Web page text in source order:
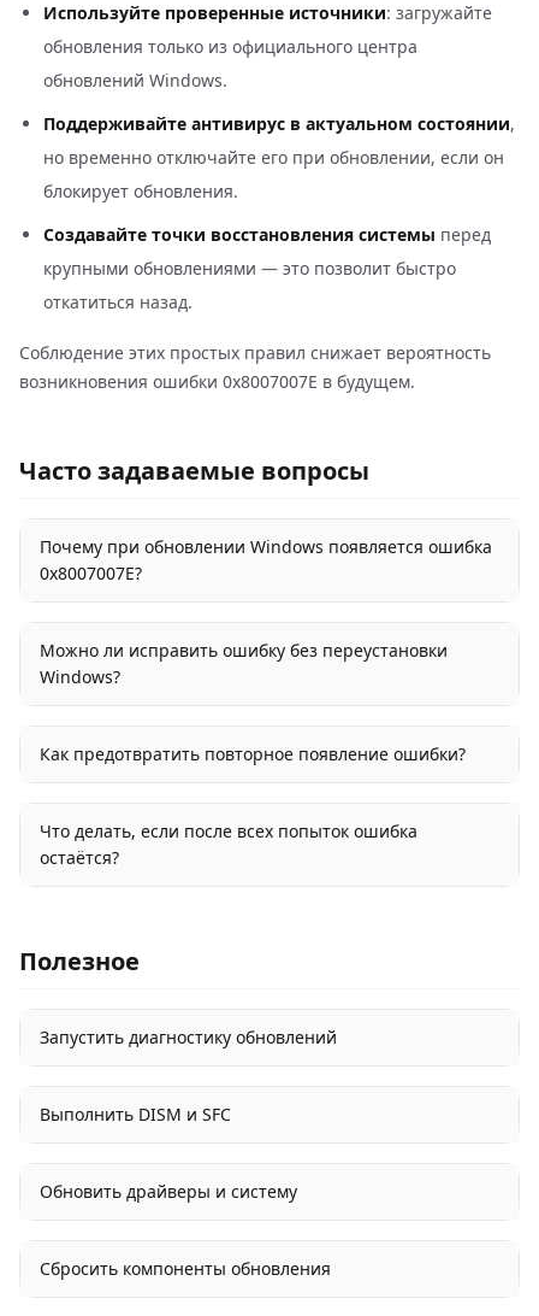
Используйте проверенные источники: загружайте
обновления только из официального центра
обновлений Windows.
Поддерживайте антивирус в актуальном состоянии,
но временно отключайте его при обновлении, если он
блокирует обновления.
Создавайте точки восстановления системы перед
крупными обновлениями — это позволит быстро
откатиться назад.
Соблюдение этих простых правил снижает вероятность
возникновения ошибки 0x8007007E в будущем.
Часто задаваемые вопросы
Почему при обновлении Windows появляется ошибка
0x8007007E?
Можно ли исправить ошибку без переустановки
Windows?
Как предотвратить повторное появление ошибки?
Что делать, если после всех попыток ошибка
остаётся?
Полезное
Запустить диагностику обновлений
Выполнить DISM и SFC
Обновить драйверы и систему
Сбросить компоненты обновления